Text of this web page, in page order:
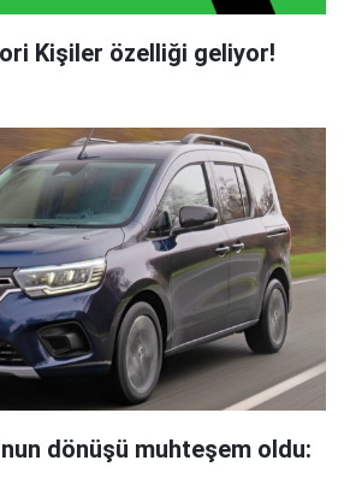
Kişiler özelliği geliyor!
dönüşü muhteşem oldu: